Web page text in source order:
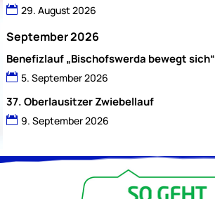
29. August 2026
September 2026
Benefizlauf „Bischofswerda bewegt sich“
5. September 2026
37. Oberlausitzer Zwiebellauf
9. September 2026